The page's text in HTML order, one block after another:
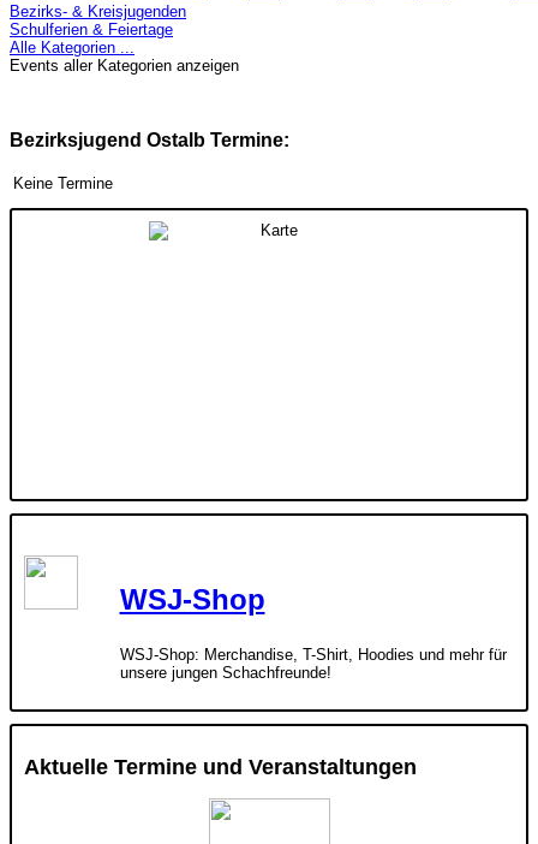
Bezirks- & Kreisjugenden
Schulferien & Feiertage
Alle Kategorien ...
Events aller Kategorien anzeigen
Bezirksjugend Ostalb Termine:
Keine Termine
WSJ-Shop
WSJ-Shop: Merchandise, T-Shirt, Hoodies und mehr für
unsere jungen Schachfreunde!
Aktuelle Termine und Veranstaltungen